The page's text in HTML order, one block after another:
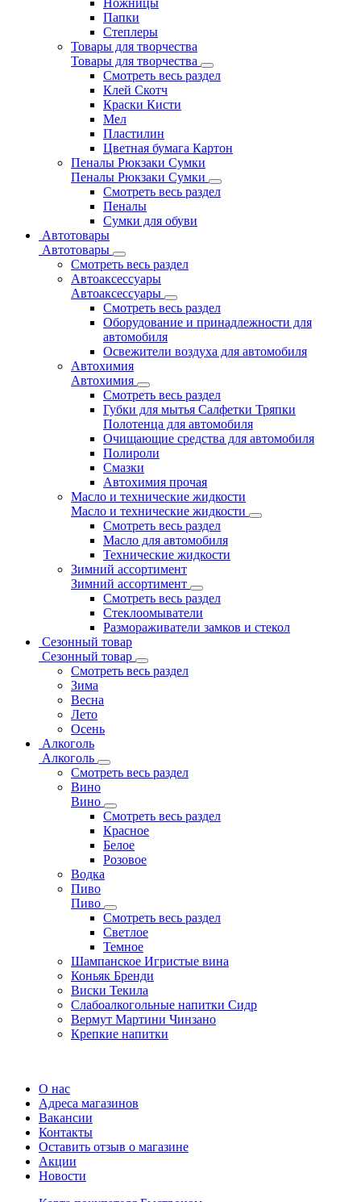
Ножницы
Папки
Степлеры
Товары для творчества
Товары для творчества
Смотреть весь раздел
Клей Скотч
Краски Кисти
Мел
Пластилин
Цветная бумага Картон
Пеналы Рюкзаки Сумки
Пеналы Рюкзаки Сумки
Смотреть весь раздел
Пеналы
Сумки для обуви
Автотовары
Автотовары
Смотреть весь раздел
Автоаксессуары
Автоаксессуары
Смотреть весь раздел
Оборудование и принадлежности для
автомобиля
Освежители воздуха для автомобиля
Автохимия
Автохимия
Смотреть весь раздел
Губки для мытья Салфетки Тряпки
Полотенца для автомобиля
Очищающие средства для автомобиля
Полироли
Смазки
Автохимия прочая
Масло и технические жидкости
Масло и технические жидкости
Смотреть весь раздел
Масло для автомобиля
Технические жидкости
Зимний ассортимент
Зимний ассортимент
Смотреть весь раздел
Стеклоомыватели
Размораживатели замков и стекол
Сезонный товар
Сезонный товар
Смотреть весь раздел
Зима
Весна
Лето
Осень
Алкоголь
Алкоголь
Смотреть весь раздел
Вино
Вино
Смотреть весь раздел
Красное
Белое
Розовое
Водка
Пиво
Пиво
Смотреть весь раздел
Cветлое
Темное
Шампанское Игристые вина
Коньяк Бренди
Виски Текила
Слабоалкогольные напитки Сидр
Вермут Мартини Чинзано
Крепкие напитки
О нас
Адреса магазинов
Вакансии
Контакты
Оставить отзыв о магазине
Акции
Новости